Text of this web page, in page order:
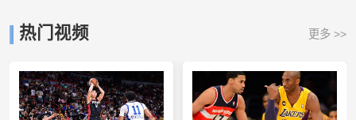
热门视频 更多 >>